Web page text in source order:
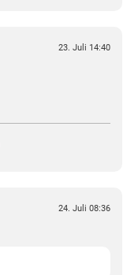
23. Juli 14:40
24. Juli 08:36